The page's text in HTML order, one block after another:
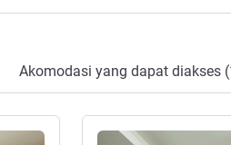
Akomodasi yang dapat diakses
Lihat detail